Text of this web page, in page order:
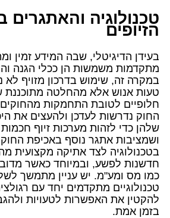
טכנולוגיה והאתגרים
הזיופים
בעידן הדיגיטלי, שבה המידע זמין
מתקדמות משמשות הן ככלי הגנה
במקרה זה, שימוש בדרכון מזויף
טעות אנוש אלא מהחלטה מתוכננת
חלופיים לטובת התחמקות מהחוקים
החוק נדרשות לעדכן ולהעצים את
שלהן כדי לזהות מערכות זיוף
ושמציבות אתגר נוסף באכיפת
בטכנולוגיה לצד אתיקה מקצועית
חדשנות לפשע, ובמיוחד כאשר
כמו מס ומע"מ. יש עניין מתמשך
טכנולוגיים מתקדמים יחד עם
להקטין את האפשרות לטעויות
בזמן אמת.